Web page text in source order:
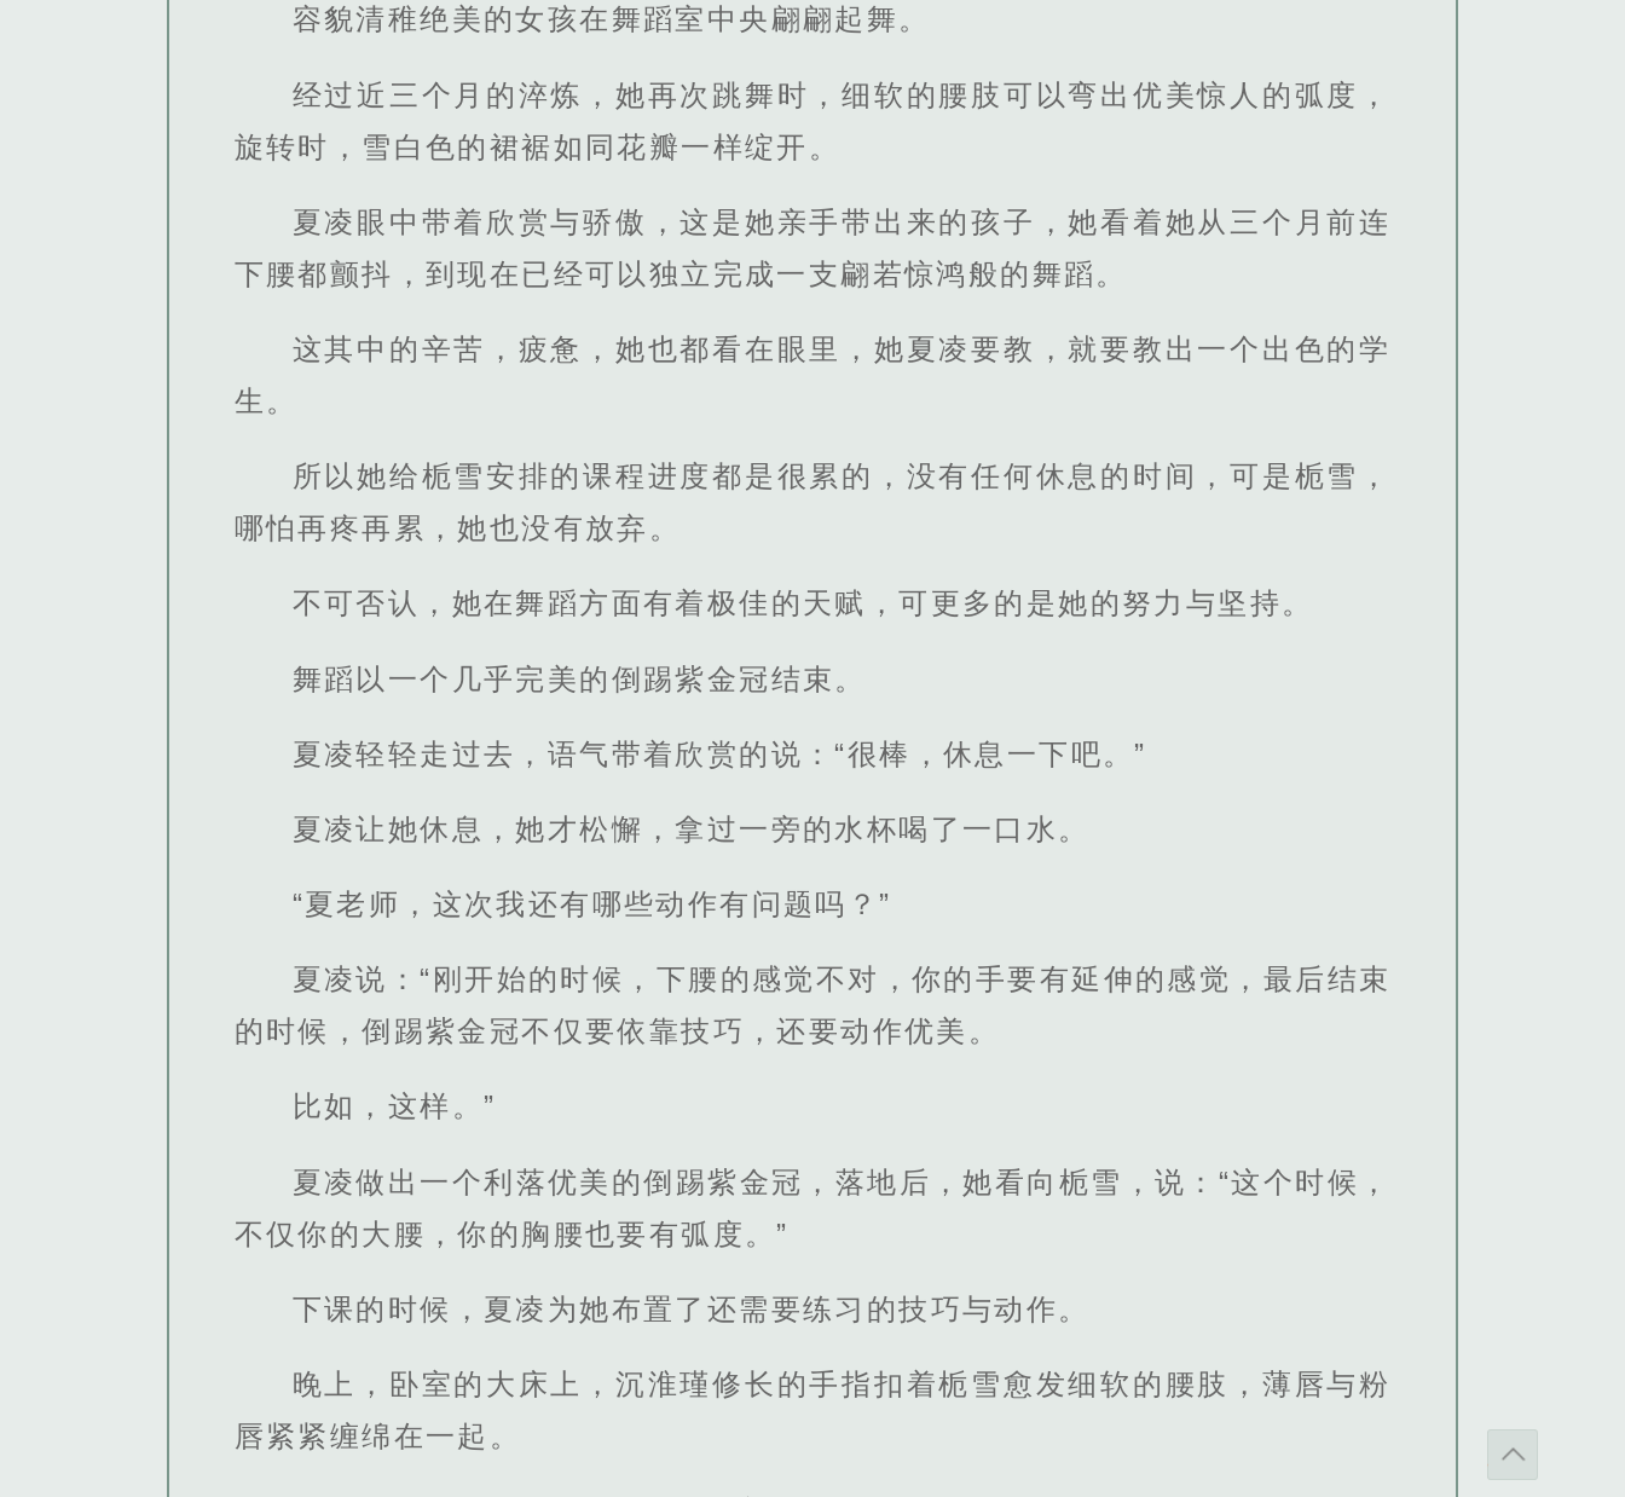
容貌清稚绝美的女孩在舞蹈室中央翩翩起舞。
经过近三个月的淬炼，她再次跳舞时，细软的腰肢可以弯出优美惊人的弧度，
旋转时，雪白色的裙裾如同花瓣一样绽开。
夏凌眼中带着欣赏与骄傲，这是她亲手带出来的孩子，她看着她从三个月前连
下腰都颤抖，到现在已经可以独立完成一支翩若惊鸿般的舞蹈。
这其中的辛苦，疲惫，她也都看在眼里，她夏凌要教，就要教出一个出色的学
生。
所以她给栀雪安排的课程进度都是很累的，没有任何休息的时间，可是栀雪，
哪怕再疼再累，她也没有放弃。
不可否认，她在舞蹈方面有着极佳的天赋，可更多的是她的努力与坚持。
舞蹈以一个几乎完美的倒踢紫金冠结束。
夏凌轻轻走过去，语气带着欣赏的说：“很棒，休息一下吧。”
夏凌让她休息，她才松懈，拿过一旁的水杯喝了一口水。
“夏老师，这次我还有哪些动作有问题吗？”
夏凌说：“刚开始的时候，下腰的感觉不对，你的手要有延伸的感觉，最后结束
的时候，倒踢紫金冠不仅要依靠技巧，还要动作优美。
比如，这样。”
夏凌做出一个利落优美的倒踢紫金冠，落地后，她看向栀雪，说：“这个时候，
不仅你的大腰，你的胸腰也要有弧度。”
下课的时候，夏凌为她布置了还需要练习的技巧与动作。
晚上，卧室的大床上，沉淮瑾修长的手指扣着栀雪愈发细软的腰肢，薄唇与粉
唇紧紧缠绵在一起。